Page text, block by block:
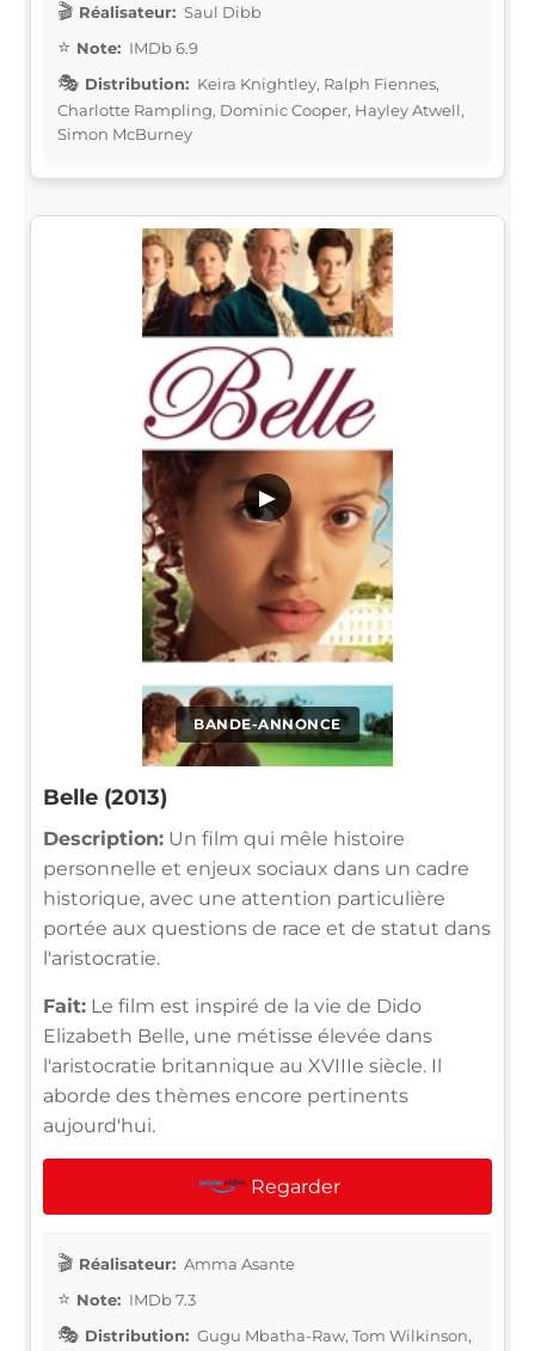
Réalisateur: Saul Dibb
Note: IMDb 6.9
Distribution: Keira Knightley, Ralph Fiennes,
Charlotte Rampling, Dominic Cooper, Hayley Atwell,
Simon McBurney
BANDE-ANNONCE
▶
Belle (2013)
Description: Un film qui mêle histoire
personnelle et enjeux sociaux dans un cadre
historique, avec une attention particulière
portée aux questions de race et de statut dans
l'aristocratie.
Fait: Le film est inspiré de la vie de Dido
Elizabeth Belle, une métisse élevée dans
l'aristocratie britannique au XVIIIe siècle. Il
aborde des thèmes encore pertinents
aujourd'hui.
Regarder
Réalisateur: Amma Asante
Note: IMDb 7.3
Distribution: Gugu Mbatha-Raw, Tom Wilkinson,